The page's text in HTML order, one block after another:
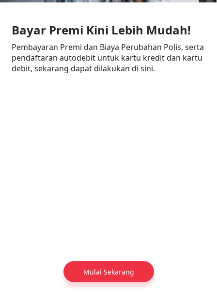
Bayar Premi Kini Lebih Mudah!
Pembayaran Premi dan Biaya Perubahan Polis, serta
pendaftaran autodebit untuk kartu kredit dan kartu
debit, sekarang dapat dilakukan di sini.
Mulai Sekarang